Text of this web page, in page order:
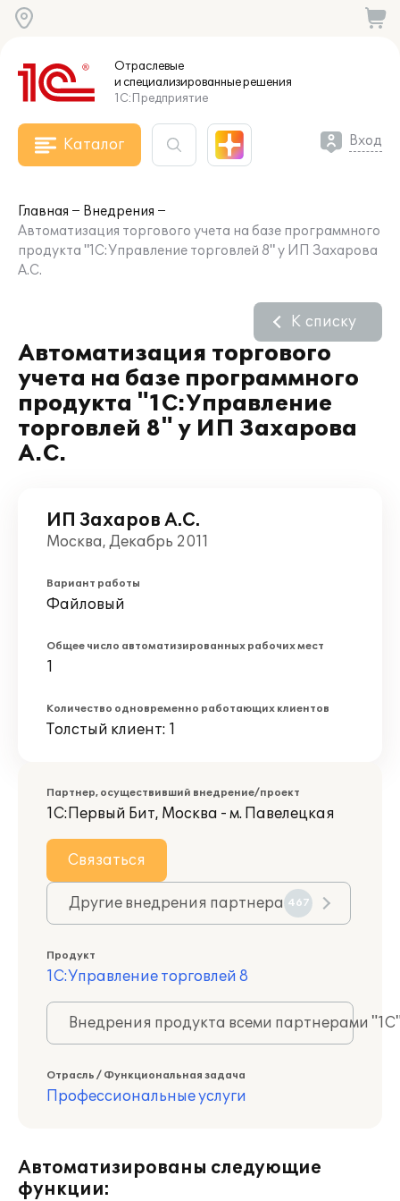
Отраслевые
и специализированныерешения
1С:Предприятие
Каталог Вход
Главная
Внедрения
Автоматизация торгового учета на базе программного
продукта "1С:Управление торговлей 8" у ИП Захарова
А.С.
Автоматизация торгового
учета на базе программного
продукта "1С:Управление
торговлей 8" у ИП Захарова
А.С.
К списку
ИП Захаров А.С.
Москва, Декабрь 2011
Вариант работы
Файловый
Общее число автоматизированных рабочих мест
1
Количество одновременно работающих клиентов
Толстый клиент: 1
Партнер, осуществивший внедрение/проект
1С:Первый Бит, Москва - м. Павелецкая
Связаться
Другие внедрения партнера 467
Продукт
1С:Управление торговлей 8
Внедрения продукта всеми партнерами
Отрасль / Функциональная задача
Профессиональные услуги
Автоматизированы следующие
функции: